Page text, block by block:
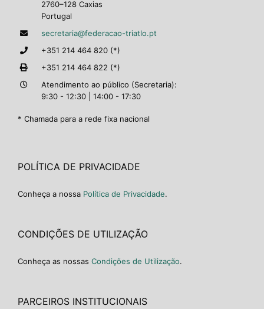
2760–128 Caxias
Portugal
secretaria@federacao-triatlo.pt
+351 214 464 820 (*)
+351 214 464 822 (*)
Atendimento ao público (Secretaria):
9:30 - 12:30 | 14:00 - 17:30
* Chamada para a rede fixa nacional
POLÍTICA DE PRIVACIDADE
Conheça a nossa Política de Privacidade.
CONDIÇÕES DE UTILIZAÇÃO
Conheça as nossas Condições de Utilização.
PARCEIROS INSTITUCIONAIS